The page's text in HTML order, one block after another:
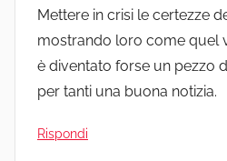
Mettere in crisi le certezze
mostrando loro come quel
è diventato forse un pezzo
per tanti una buona notizia.
Rispondi